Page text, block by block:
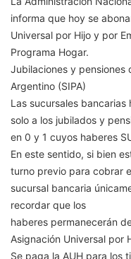
informa que hoy se
Universal por Hijo y por
Programa Hogar.
Jubilaciones y pensiones
Argentino (SIPA)
Las sucursales
solo a los jubilados y
en 0 y 1 cuyos haberes
En este sentido, si bien
turno previo para cobrar
sucursal bancaria
recordar que los
haberes permanecerán
Asignación Universal por
Se paga la AUH para los